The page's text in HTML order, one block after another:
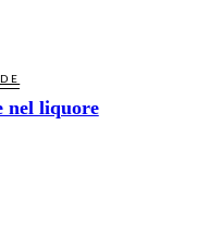
nel liquore